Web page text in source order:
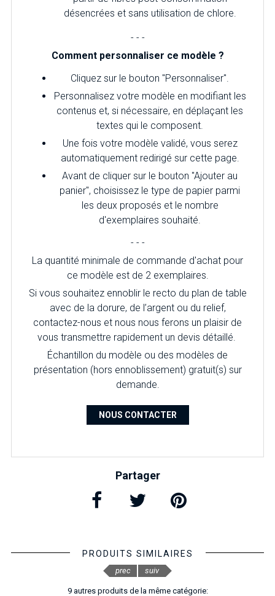
désencrées et sans utilisation de chlore.
- - -
Comment personnaliser ce modèle ?
Cliquez sur le bouton "Personnaliser".
Personnalisez votre modèle en modifiant les
contenus et, si nécessaire, en déplaçant les
textes qui le composent.
Une fois votre modèle validé, vous serez
automatiquement redirigé sur cette page.
Avant de cliquer sur le bouton "Ajouter au
panier", choisissez le type de papier parmi
les deux proposés et le nombre
d'exemplaires souhaité.
- - -
La quantité minimale de commande d'achat pour
ce modèle est de 2 exemplaires.
Si vous souhaitez ennoblir le recto du plan de table
avec de la dorure, de l’argent ou du relief,
contactez-nous et nous nous ferons un plaisir de
vous transmettre rapidement un devis détaillé.
Échantillon du modèle ou des modèles de
présentation (hors ennoblissement) gratuit(s) sur
demande.
NOUS CONTACTER
Partager
PRODUITS SIMILAIRES
9 autres produits de la même catégorie:
prec suiv